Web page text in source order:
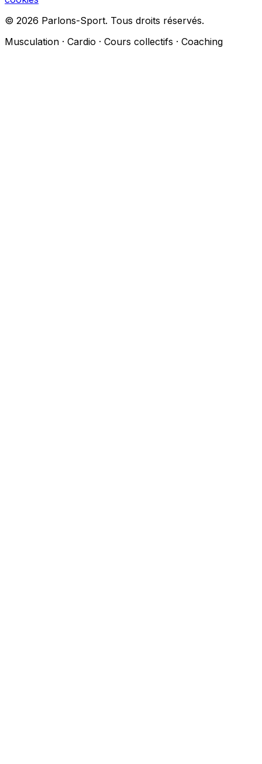
© 2026 Parlons-Sport. Tous droits réservés.
Musculation · Cardio · Cours collectifs · Coaching